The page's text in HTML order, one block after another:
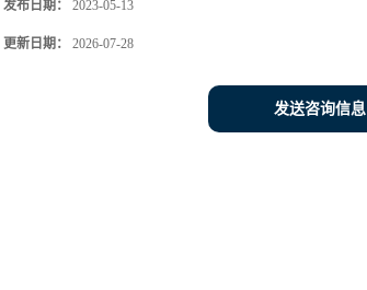
发布日期： 2023-05-13
更新日期： 2026-07-28
发送咨询信息